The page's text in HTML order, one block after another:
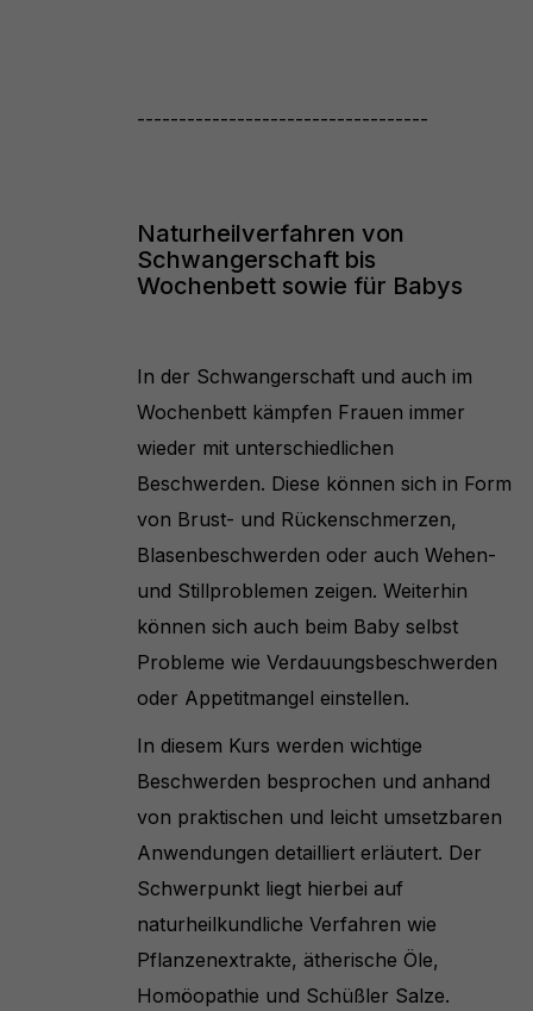
-----------------------------------
Naturheilverfahren von
Schwangerschaft bis
Wochenbett sowie für Babys
In der Schwangerschaft und auch im
Wochenbett kämpfen Frauen immer
wieder mit unterschiedlichen
Beschwerden. Diese können sich in Form
von Brust- und Rückenschmerzen,
Blasenbeschwerden oder auch Wehen-
und Stillproblemen zeigen. Weiterhin
können sich auch beim Baby selbst
Probleme wie Verdauungsbeschwerden
oder Appetitmangel einstellen.
In diesem Kurs werden wichtige
Beschwerden besprochen und anhand
von praktischen und leicht umsetzbaren
Anwendungen detailliert erläutert. Der
Schwerpunkt liegt hierbei auf
naturheilkundliche Verfahren wie
Pflanzenextrakte, ätherische Öle,
Homöopathie und Schüßler Salze.